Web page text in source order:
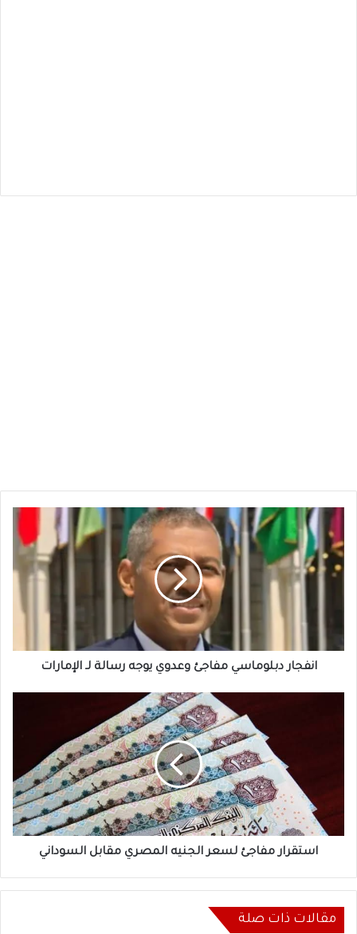
انفجار
دبلوماسي
مفاجئ
وعدوي
انفجار دبلوماسي مفاجئ وعدوي يوجه رسالة لـ الإمارات
السوداني
استقرار مفاجئ لسعر الجنيه المصري مقابل السوداني
مقالات ذات صلة